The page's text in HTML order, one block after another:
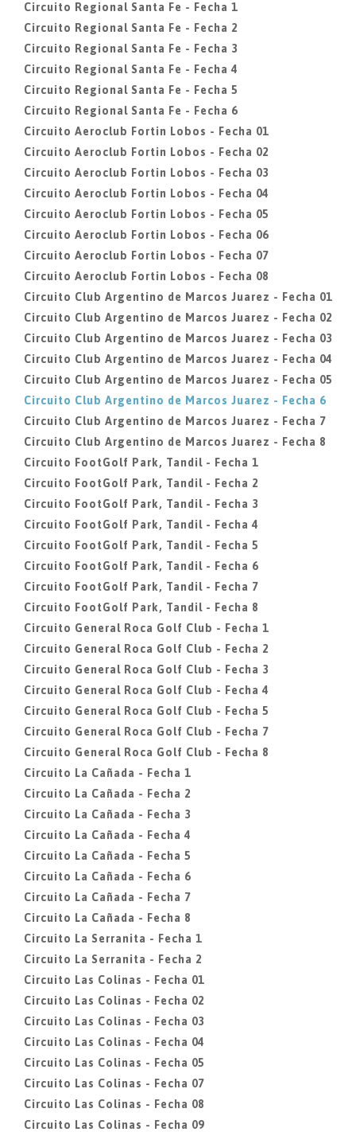
Circuito Regional Santa Fe - Fecha 1
Circuito Regional Santa Fe - Fecha 2
Circuito Regional Santa Fe - Fecha 3
Circuito Regional Santa Fe - Fecha 4
Circuito Regional Santa Fe - Fecha 5
Circuito Regional Santa Fe - Fecha 6
Circuito Aeroclub Fortin Lobos - Fecha 01
Circuito Aeroclub Fortin Lobos - Fecha 02
Circuito Aeroclub Fortin Lobos - Fecha 03
Circuito Aeroclub Fortin Lobos - Fecha 04
Circuito Aeroclub Fortin Lobos - Fecha 05
Circuito Aeroclub Fortin Lobos - Fecha 06
Circuito Aeroclub Fortin Lobos - Fecha 07
Circuito Aeroclub Fortin Lobos - Fecha 08
Circuito Club Argentino de Marcos Juarez - Fecha 01
Circuito Club Argentino de Marcos Juarez - Fecha 02
Circuito Club Argentino de Marcos Juarez - Fecha 03
Circuito Club Argentino de Marcos Juarez - Fecha 04
Circuito Club Argentino de Marcos Juarez - Fecha 05
Circuito Club Argentino de Marcos Juarez - Fecha 6
Circuito Club Argentino de Marcos Juarez - Fecha 7
Circuito Club Argentino de Marcos Juarez - Fecha 8
Circuito FootGolf Park, Tandil - Fecha 1
Circuito FootGolf Park, Tandil - Fecha 2
Circuito FootGolf Park, Tandil - Fecha 3
Circuito FootGolf Park, Tandil - Fecha 4
Circuito FootGolf Park, Tandil - Fecha 5
Circuito FootGolf Park, Tandil - Fecha 6
Circuito FootGolf Park, Tandil - Fecha 7
Circuito FootGolf Park, Tandil - Fecha 8
Circuito General Roca Golf Club - Fecha 1
Circuito General Roca Golf Club - Fecha 2
Circuito General Roca Golf Club - Fecha 3
Circuito General Roca Golf Club - Fecha 4
Circuito General Roca Golf Club - Fecha 5
Circuito General Roca Golf Club - Fecha 7
Circuito General Roca Golf Club - Fecha 8
Circuito La Cañada - Fecha 1
Circuito La Cañada - Fecha 2
Circuito La Cañada - Fecha 3
Circuito La Cañada - Fecha 4
Circuito La Cañada - Fecha 5
Circuito La Cañada - Fecha 6
Circuito La Cañada - Fecha 7
Circuito La Cañada - Fecha 8
Circuito La Serranita - Fecha 1
Circuito La Serranita - Fecha 2
Circuito Las Colinas - Fecha 01
Circuito Las Colinas - Fecha 02
Circuito Las Colinas - Fecha 03
Circuito Las Colinas - Fecha 04
Circuito Las Colinas - Fecha 05
Circuito Las Colinas - Fecha 07
Circuito Las Colinas - Fecha 08
Circuito Las Colinas - Fecha 09